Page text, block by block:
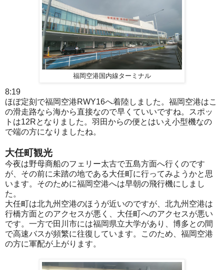
福岡空港国内線ターミナル
8:19
ほぼ定刻で福岡空港RWY16へ着陸しました。福岡空港はこ
の滑走路なら海から直接なので早くていいですね。スポッ
トは12Rとなりました。羽田からの便とはいえ小型機なの
で端の方になりましたね。
大任町観光
今夜は野母商船のフェリー太古で五島方面へ行くのです
が、その前に未踏の地である大任町に行ってみようかと思
います。そのために福岡空港へは早朝の飛行機にしまし
た。
大任町は北九州空港のほうが近いのですが、北九州空港は
行橋方面とのアクセスが悪く、大任町へのアクセスが悪い
です。一方で田川市には福岡県立大学があり、博多との間
で高速バスが頻繁に往復しています。このため、福岡空港
の方に軍配が上がります。